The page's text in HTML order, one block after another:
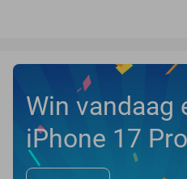
Win vandaag
iPhone 17 Pro